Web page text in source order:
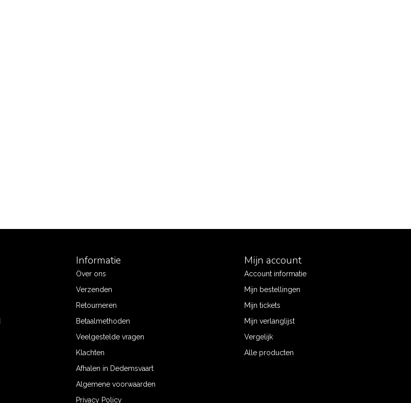
Informatie
Over ons
Verzenden
Retourneren
Betaalmethoden
Veelgestelde vragen
Klachten
Afhalen in Dedemsvaart
Algemene voorwaarden
Privacy Policy
Mijn account
Account informatie
Mijn bestellingen
Mijn tickets
Mijn verlanglijst
Vergelijk
Alle producten